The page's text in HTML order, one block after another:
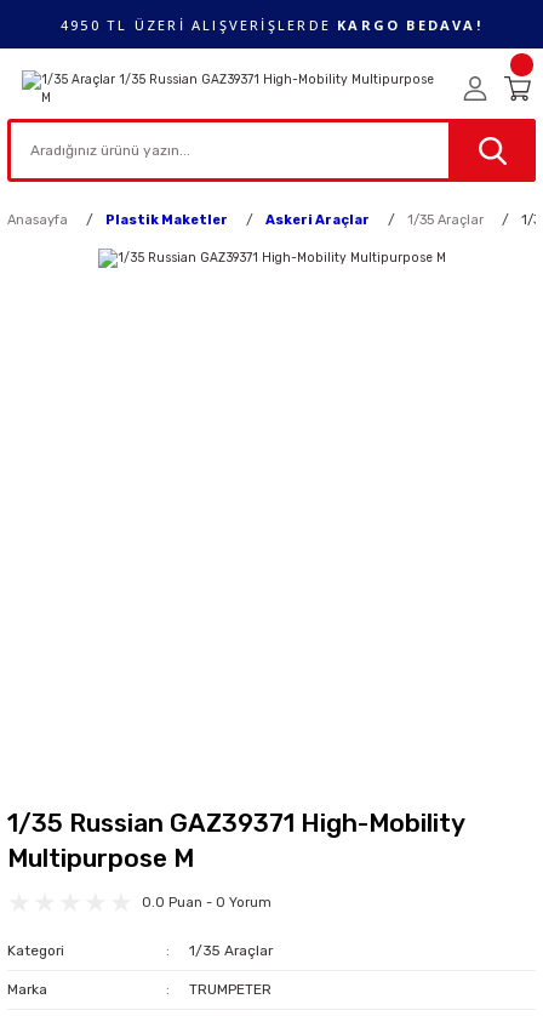
4950 TL ÜZERİ ALIŞVERİŞLERDE KARGO BEDAVA!
Anasayfa Plastik Maketler Askeri Araçlar 1/35 Araçlar 1/
1/35 Russian GAZ39371 High-Mobility
Multipurpose M
0.0 Puan - 0 Yorum
Kategori 1/35 Araçlar
Marka TRUMPETER